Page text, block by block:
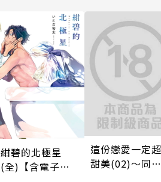
紺碧的北極星
(全)【含電子限
這份戀愛一定超
甜美(02)～同居